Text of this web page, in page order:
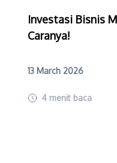
Investasi Bisnis
Caranya!
13 March 2026
4 menit baca